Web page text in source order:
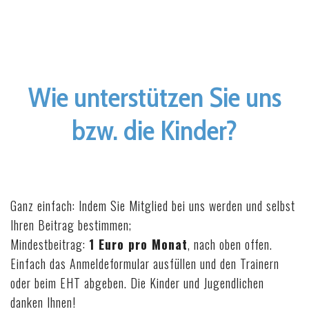
Wie unterstützen Sie uns
bzw. die Kinder?
Ganz einfach: Indem Sie Mitglied bei uns werden und selbst
Ihren Beitrag bestimmen;
Mindestbeitrag: 1 Euro pro Monat, nach oben offen.
Einfach das Anmeldeformular ausfüllen und den Trainern
oder beim EHT abgeben. Die Kinder und Jugendlichen
danken Ihnen!